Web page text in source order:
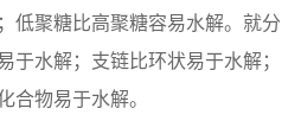
低聚糖比高聚糖容易水解。就分
于水解；支链比环状易于水解；
合物易于水解。